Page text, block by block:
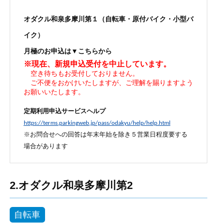
オダクル和泉多摩川第１ （自転車・原付バイク・小型バ
イク）
月極のお申込は▼こちらから
※現在、新規申込受付を中止しています。
空き待ちもお受付しておりません。
ご不便をおかけいたしますが、ご理解を賜りますよう
お願いいたします。
定期利用申込サービスヘルプ
https://terms.parkingweb.jp/pass/odakyu/help/help.html
※お問合せへの回答は年末年始を除き５営業日程度要する
場合があります
2.オダクル和泉多摩川第2
自転車